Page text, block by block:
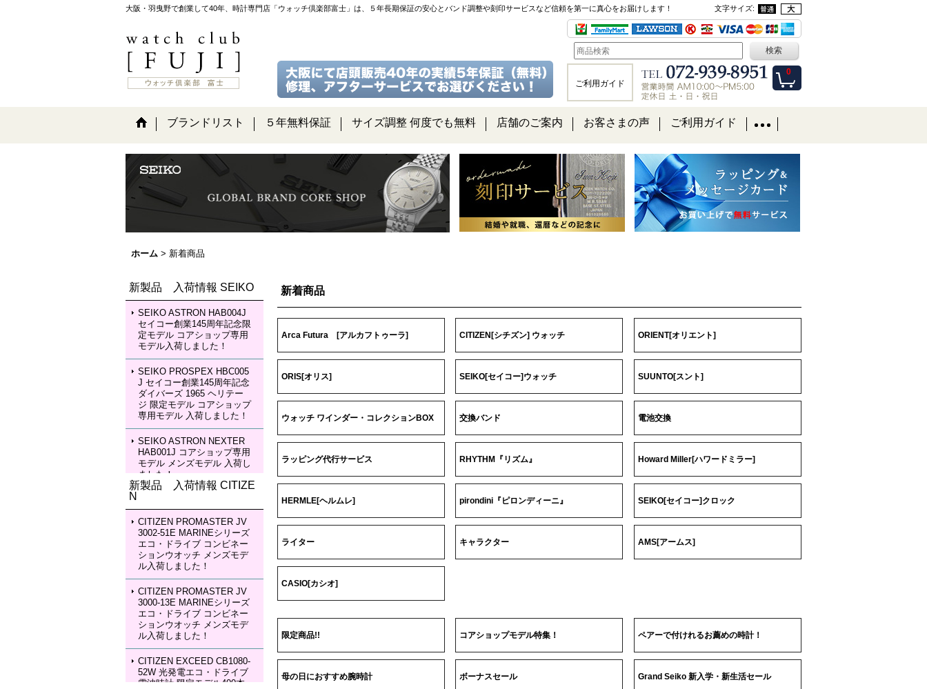
大阪・羽曳野で創業して40年、時計専門店「ウォッチ倶楽部富士」は、５年長期保証の安心とバンド調整や刻印サービスなど信頼を第一に真心をお届けします！ 文字サイズ:
0
ご利用ガイド
ブランドリスト ５年無料保証 サイズ調整 何度でも無料 店舗のご案内 お客さまの声 ご利用ガイド
ホーム > 新着商品
新製品 入荷情報 SEIKO
SEIKO ASTRON HAB004J
セイコー創業145周年記念限
定モデル コアショップ専用
モデル入荷しました！
SEIKO PROSPEX HBC005
J セイコー創業145周年記念
ダイバーズ 1965 ヘリテー
ジ 限定モデル コアショップ
専用モデル 入荷しました！
SEIKO ASTRON NEXTER
HAB001J コアショップ専用
モデル メンズモデル 入荷し
ました！
HAB002J コアショップ専用
モデル メンズモデル 入荷し
ました！
SEIKO LUKIA HEA003J LU
KIA Grow with DAICHI MIU
RA Limited Edition レディー
スモデル 入荷しました！
SEIKO LUKIA HEA004J LU
KIA Grow with DAICHI MIU
RA Limited Edition メカニカ
ルウォッチ レディースモデ
ル 入荷しました！
新製品 入荷情報 CITIZE
N
CITIZEN PROMASTER JV
3002-51E MARINEシリーズ
エコ・ドライブ コンビネー
ションウオッチ メンズモデ
ル入荷しました！
CITIZEN PROMASTER JV
3000-13E MARINEシリーズ
エコ・ドライブ コンビネー
ションウオッチ メンズモデ
ル入荷しました！
CITIZEN EXCEED CB1080-
52W 光発電エコ・ドライブ
電波時計 限定モデル400本
新着商品
Arca Futura [アルカフトゥーラ] CITIZEN[シチズン] ウォッチ ORIENT[オリエント]
ORIS[オリス] SEIKO[セイコー]ウォッチ SUUNTO[スント]
ウォッチ ワインダー・コレクションBOX 交換バンド 電池交換
ラッピング代行サービス RHYTHM『リズム』 Howard Miller[ハワードミラー]
HERMLE[ヘルムレ] pirondini『ピロンディーニ』 SEIKO[セイコー]クロック
ライター キャラクター AMS[アームス]
CASIO[カシオ]
限定商品!! コアショップモデル特集！ ペアーで付けれるお薦めの時計！
母の日におすすめ腕時計 ボーナスセール Grand Seiko 新入学・新生活セール